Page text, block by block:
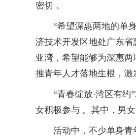
密切 。
“希望深惠两地的单身
济技术开发区地处广东
亚湾，希望能够为深惠
推青年人才落地生根，激
“青春绽放·湾区有约
女积极参与 。其中，男
活动中，不少单身青年